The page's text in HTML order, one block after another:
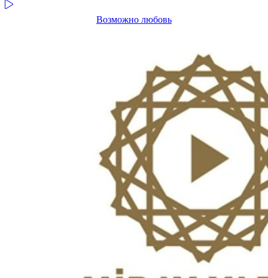
Возможно любовь